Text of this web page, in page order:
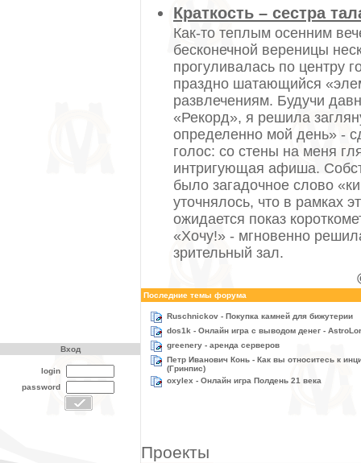
Краткость – сестра
Как-то теплым осенним
бесконечной вереницы
прогуливалась по центру
праздно шатающийся
развлечениям. Будучи
«Рекорд», я решила
определенно мой день» -
голос: со стены на меня
интригующая афиша.
было загадочное слово
уточнялось, что в рамках
ожидается показ
«Хочу!» - мгновенно
зрительный зал.
Последние темы форума
Ruschnickov - Покупка камней для бижутерии
dos1k - Онлайн игра с выводом денег -
greenery - аренда серверов
Петр Иванович Конь - Как вы относитесь к
(Гринпис)
oxylex - Онлайн игра Полдень 21 века
Проекты
Вход
login
password